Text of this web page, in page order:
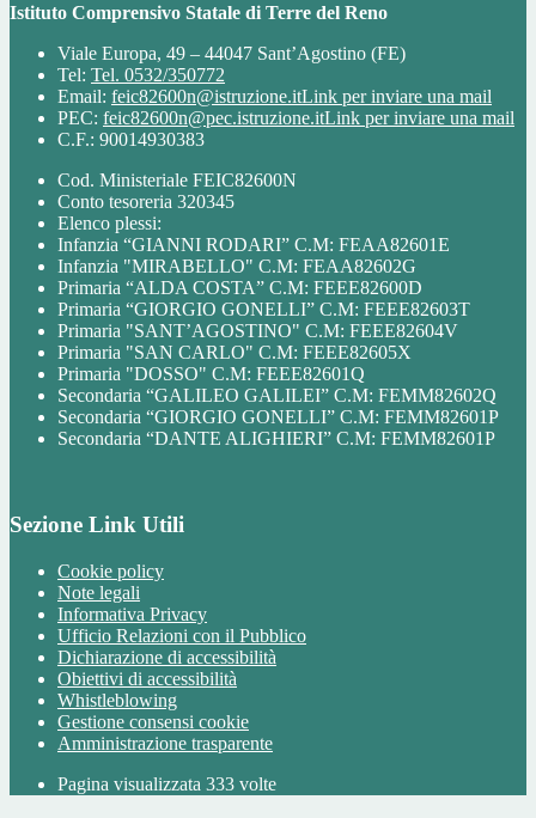
Istituto Comprensivo Statale di Terre del Reno
Viale Europa, 49 – 44047 Sant’Agostino (FE)
Tel: Tel. 0532/350772
Email: feic82600n@istruzione.itLink per inviare una mail
PEC: feic82600n@pec.istruzione.itLink per inviare una mail
C.F.: 90014930383
Cod. Ministeriale FEIC82600N
Conto tesoreria 320345
Elenco plessi:
Infanzia “GIANNI RODARI” C.M: FEAA82601E
Infanzia "MIRABELLO" C.M: FEAA82602G
Primaria “ALDA COSTA” C.M: FEEE82600D
Primaria “GIORGIO GONELLI” C.M: FEEE82603T
Primaria "SANT’AGOSTINO" C.M: FEEE82604V
Primaria "SAN CARLO" C.M: FEEE82605X
Primaria "DOSSO" C.M: FEEE82601Q
Secondaria “GALILEO GALILEI” C.M: FEMM82602Q
Secondaria “GIORGIO GONELLI” C.M: FEMM82601P
Secondaria “DANTE ALIGHIERI” C.M: FEMM82601P
Sezione Link Utili
Cookie policy
Note legali
Informativa Privacy
Ufficio Relazioni con il Pubblico
Dichiarazione di accessibilità
Obiettivi di accessibilità
Whistleblowing
Gestione consensi cookie
Amministrazione trasparente
Pagina visualizzata 333 volte